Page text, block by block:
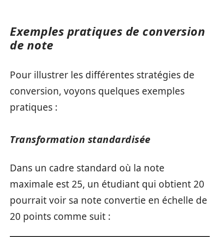
Exemples pratiques de conversion
de note
Pour illustrer les différentes stratégies de
conversion, voyons quelques exemples
pratiques :
Transformation standardisée
Dans un cadre standard où la note
maximale est 25, un étudiant qui obtient 20
pourrait voir sa note convertie en échelle de
20 points comme suit :